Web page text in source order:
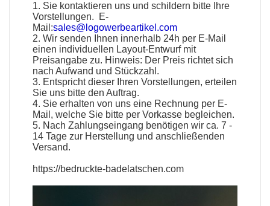
1. Sie kontaktieren uns und schildern bitte Ihre
Vorstellungen. E-
Mail:sales@logowerbeartikel.com
2. Wir senden Ihnen innerhalb 24h per E-Mail
einen individuellen Layout-Entwurf mit
Preisangabe zu. Hinweis: Der Preis richtet sich
nach Aufwand und Stückzahl.
3. Entspricht dieser Ihren Vorstellungen, erteilen
Sie uns bitte den Auftrag.
4. Sie erhalten von uns eine Rechnung per E-
Mail, welche Sie bitte per Vorkasse begleichen.
5. Nach Zahlungseingang benötigen wir ca. 7 -
14 Tage zur Herstellung und anschließenden
Versand.
https://bedruckte-badelatschen.com